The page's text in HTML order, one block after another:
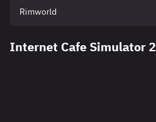
Rimworld
Internet Cafe Simulator 2